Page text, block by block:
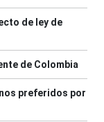
de ley de
de Colombia
preferidos por